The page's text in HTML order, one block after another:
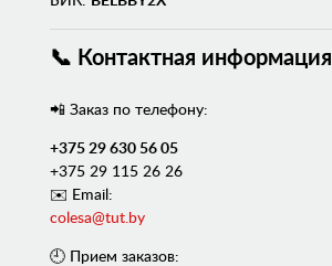
📞 Контактная информация
📲 Заказ по телефону:
+375 29 630 56 05
+375 29 115 26 26
✉️ Email:
colesa@tut.by
🕘 Прием заказов: